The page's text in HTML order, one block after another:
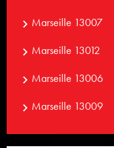
Marseille 13007
Marseille 13012
Marseille 13006
Marseille 13009